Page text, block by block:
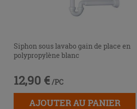
Siphon sous lavabo gain de place en
polypropylène blanc
12,90 € /PC
AJOUTER AU PANIER